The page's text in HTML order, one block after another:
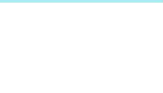
Des séances adaptées à votre